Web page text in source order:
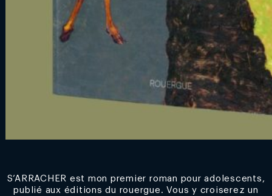
S’ARRACHER est mon premier roman pour adolescents,
publié aux éditions du rouergue. Vous y croiserez un